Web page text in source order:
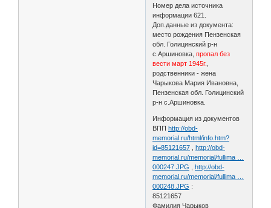
Номер дела источника
информации 621.
Доп.данные из документа:
место рождения Пензенская
обл. Голицинский р-н
с.Аршиновка,пропал без
вести март 1945г.
родственники - жена
Чарыкова Мария Ивановна,
Пензенская обл. Голицинский
р-н с.Аршиновка.
Информация из документов
ВППhttp://obd-
memorial.ru/html/info.htm?
id=85121657 ,http://obd-
memorial.ru/memorial/fullima …
000247.JPG ,http://obd-
memorial.ru/memorial/fullima …
000248.JPG :
85121657
Фамилия Чарыков